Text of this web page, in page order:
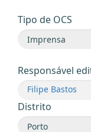
Tipo de OCS
Responsável
Filipe Bastos
Distrito